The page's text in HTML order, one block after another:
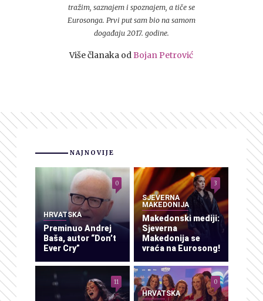
tražim, saznajem i spoznajem, a tiče se
Eurosonga. Prvi put sam bio na samom
događaju 2017. godine.
Više članaka odBojan Petrović
NAJNOVIJE
HRVATSKA
Preminuo Andrej
Baša, autor “Don’t
Ever Cry”
0
SJEVERNA
MAKEDONIJA
Makedonski mediji:
Sjeverna
Makedonija se
vraća na Eurosong!
3
11
HRVATSKA
0